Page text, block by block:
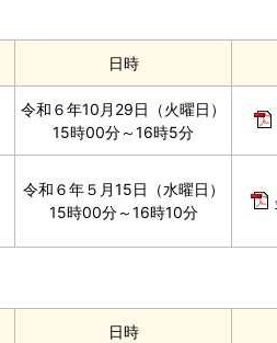
日時
令和６年10月29日（火曜日）
15時00分～16時5分
令和６年５月15日（水曜日）
15時00分～16時10分
日時